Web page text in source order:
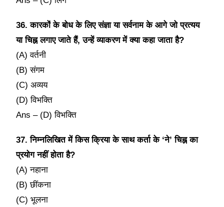
36. कारकों के बोध के लिए संज्ञा या सर्वनाम के आगे जो प्रत्यय
या चिह्न लगाए जाते हैं, उन्हें व्याकरण में क्या कहा जाता है?
(A) वर्तनी
(B) संगम
(C) अव्यय
(D) विभक्ति
Ans – (D) विभक्ति
37. निम्नलिखित में किस क्रिया के साथ कर्ता के ‘ने’ चिह्न का
प्रयोग नहीं होता है?
(A) नहाना
(B) छींकना
(C) भूलना